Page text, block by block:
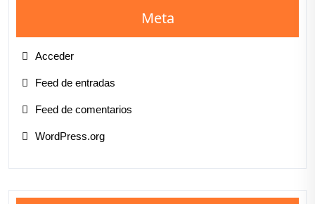
Meta
Acceder
Feed de entradas
Feed de comentarios
WordPress.org